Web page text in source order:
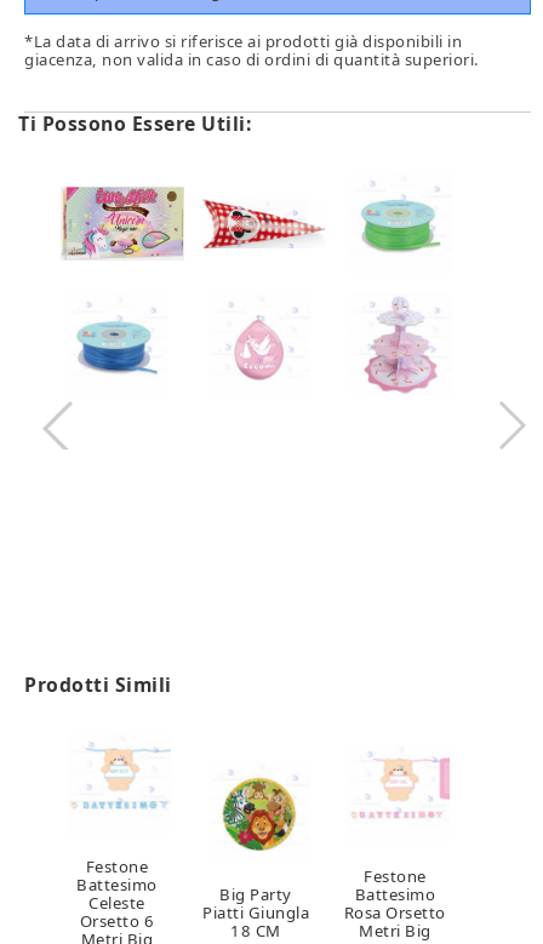
*La data di arrivo si riferisce ai prodotti già disponibili in
giacenza, non valida in caso di ordini di quantità superiori.
Ti Possono Essere Utili:
Prodotti Simili
Festone
Battesimo
Celeste
Orsetto 6
Metri Big
Big Party
Piatti Giungla
18 CM
Festone
Battesimo
Rosa Orsetto
Metri Big